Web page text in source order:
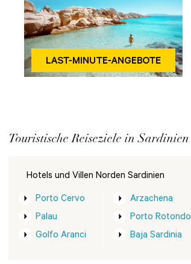
Touristische Reiseziele in Sardinien
Hotels und Villen Norden Sardinien
Porto Cervo
Palau
Golfo Aranci
Arzachena
Porto Rotondo
Baja Sardinia